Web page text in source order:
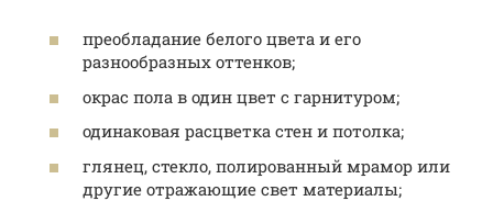
преобладание белого цвета и его
разнообразных оттенков;
окрас пола в один цвет с гарнитуром;
одинаковая расцветка стен и потолка;
глянец, стекло, полированный мрамор или
другие отражающие свет материалы;